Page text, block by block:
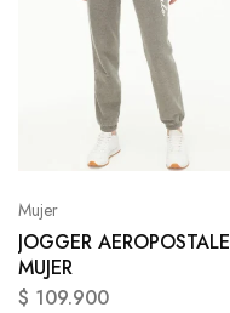
Mujer
JOGGER AEROPOSTALE
MUJER
$ 109.900